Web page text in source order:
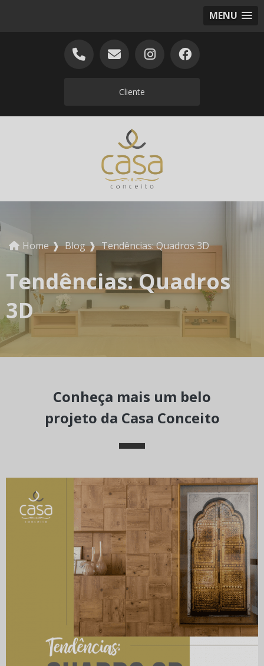
MENU
Cliente
Home ❱ Blog ❱ Tendências: Quadros 3D
Tendências: Quadros
3D
Conheça mais um belo
projeto da Casa Conceito